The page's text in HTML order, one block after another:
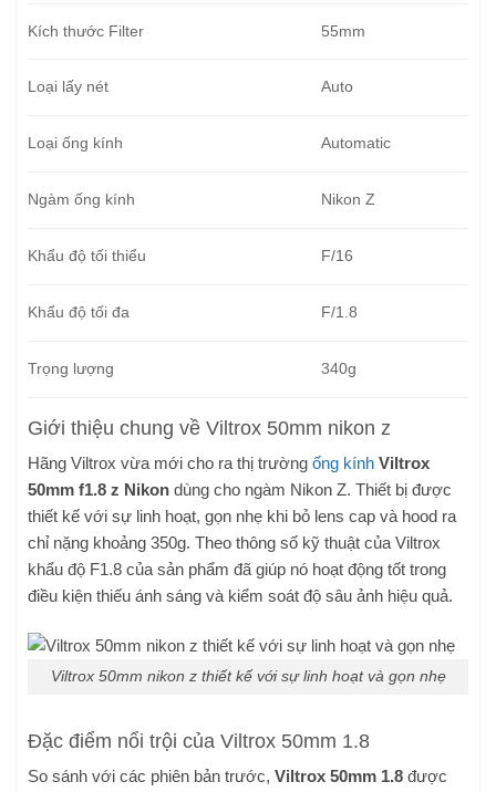
Kích thước Filter 55mm
Loại lấy nét Auto
Loại ống kính Automatic
Ngàm ống kính Nikon Z
Khẩu độ tối thiểu F/16
Khẩu độ tối đa F/1.8
Trọng lượng 340g
Giới thiệu chung về Viltrox 50mm nikon z
Hãng Viltrox vừa mới cho ra thị trường ống kính Viltrox
50mm f1.8 z Nikon dùng cho ngàm Nikon Z. Thiết bị được
thiết kế với sự linh hoạt, gọn nhẹ khi bỏ lens cap và hood ra
chỉ nặng khoảng 350g. Theo thông số kỹ thuật của Viltrox
khẩu độ F1.8 của sản phẩm đã giúp nó hoạt động tốt trong
điều kiện thiếu ánh sáng và kiểm soát độ sâu ảnh hiệu quả.
Viltrox 50mm nikon z thiết kế với sự linh hoạt và gọn nhẹ
Đặc điểm nổi trội của Viltrox 50mm 1.8
So sánh với các phiên bản trước, Viltrox 50mm 1.8 được